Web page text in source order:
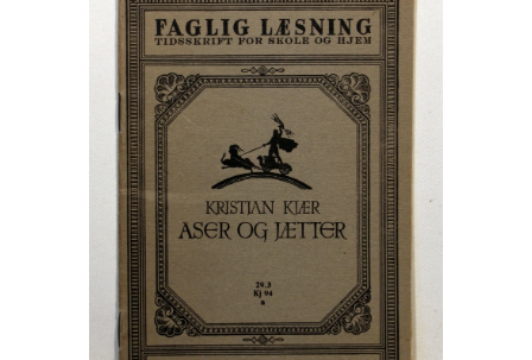
Erhverv
Europa
Fantasy / Sciencefiction
Filosofi
Håndarbejde
Håndværk